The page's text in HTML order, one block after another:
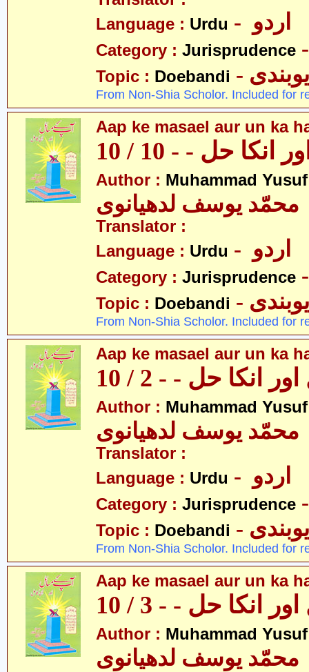
Language : Urdu
Category : Jurisprudence
Topic : Doebandi
From Non-Shia Scholor. Included for
Aap ke masael aur un ka
حل - - 10 / 10
Author : Muhammad
محمّد یوسف لدھیانوی
Translator :
Language : Urdu
Category : Jurisprudence
Topic : Doebandi
From Non-Shia Scholor. Included for
Aap ke masael aur un ka
انکا حل - - 2 / 10
Author : Muhammad
محمّد یوسف لدھیانوی
Translator :
Language : Urdu
Category : Jurisprudence
Topic : Doebandi
From Non-Shia Scholor. Included for
Aap ke masael aur un ka
انکا حل - - 3 / 10
Author : Muhammad
محمّد یوسف لدھیانوی